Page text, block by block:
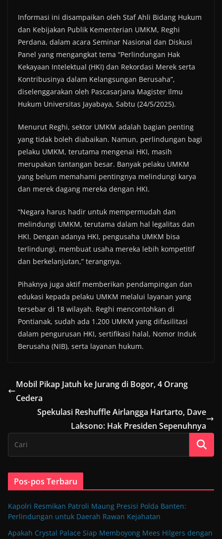
Informasi ini disampaikan oleh Staf Ahli Bidang Hukum
dan Kebijakan Publik Kementerian UMKM, Reghi
Perdana, dalam acara Seminar Nasional dan Diskusi
Panel yang mengangkat tema “Perlindungan Hak
Kekayaan Intelektual (HKI) dan Rekordasi Merek serta
Kontribusinya dalam Kelangsungan Berusaha”,
diselenggarakan oleh Pascasarjana Magister Ilmu
Hukum Universitas Jayabaya, Sabtu (24/5/2025).
Menurut Reghi, sektor UMKM adalah bagian penting
yang tidak boleh diabaikan. Namun, perlindungan bagi
pelaku UMKM, terutama mengenai HKI, masih
merupakan tantangan besar. Banyak pelaku UMKM
yang belum memahami pentingnya melindungi karya
dan merek dagang mereka dengan HKI.
“Negara harus hadir untuk mempermudah dan
melindungi UMKM, terutama dalam hal legalitas dan
HKI. Dengan adanya HKI, pengusaha UMKM bisa
terlindungi, membuat usaha mereka lebih kompetitif
dan berkelanjutan,” terangnya.
Pihaknya juga aktif memberikan pendampingan dan
edukasi kepada pelaku UMKM melalui layanan yang
tersebar di 18 wilayah. Reghi mencontohkan di
Pontianak, sudah ada 1.200 UMKM yang difasilitasi
dalam pengurusan HKI, sertifikasi halal, Nomor Induk
Berusaha (NIB), serta layanan hukum.
Mobil Pikap Jatuh ke Jurang di Bogor, 4 Orang
Cedera
Spekulasi Reshuffle Airlangga Hartarto, Dave
Laksono: Hak Presiden Sepenuhnya
Pos-pos Terbaru
Kapolri Resmikan Patroli Maung Presisi Polda Banten:
Perlindungan untuk Daerah Rawan Kejahatan
Apakah Crystal Palace Siap Memboyong Mees Hilgers dengan